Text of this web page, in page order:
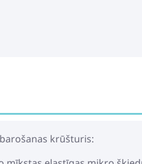
krūšturis: